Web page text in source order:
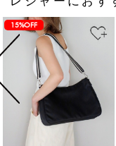
15%OFF